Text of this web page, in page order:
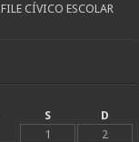
CÍVICO ESCOLAR
S
D
1
2